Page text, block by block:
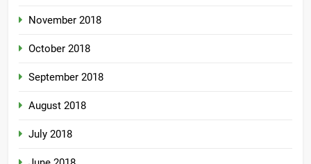
November 2018
October 2018
September 2018
August 2018
July 2018